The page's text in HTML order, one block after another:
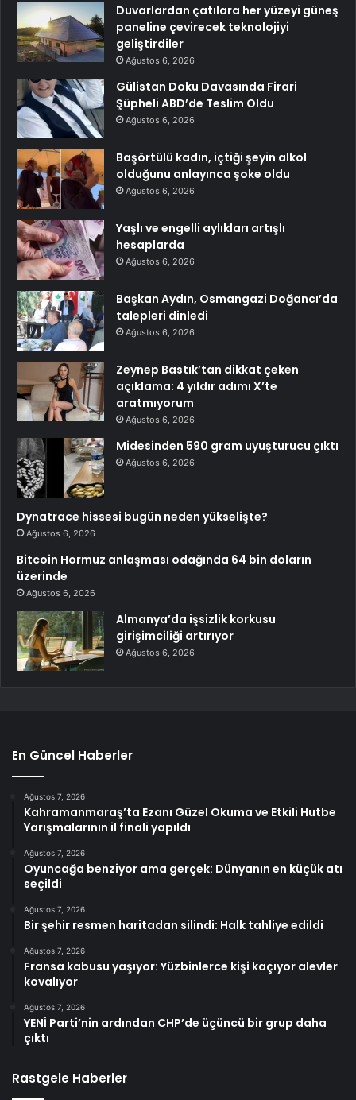
Duvarlardan çatılara her yüzeyi güneş
paneline çevirecek teknolojiyi
geliştirdiler
Ağustos 6, 2026
Gülistan Doku Davasında Firari
Şüpheli ABD’de Teslim Oldu
Ağustos 6, 2026
Başörtülü kadın, içtiği şeyin alkol
olduğunu anlayınca şoke oldu
Ağustos 6, 2026
Yaşlı ve engelli aylıkları artışlı
hesaplarda
Ağustos 6, 2026
Başkan Aydın, Osmangazi Doğancı’da
talepleri dinledi
Ağustos 6, 2026
Zeynep Bastık’tan dikkat çeken
açıklama: 4 yıldır adımı X’te
aratmıyorum
Ağustos 6, 2026
Midesinden 590 gram uyuşturucu çıktı
Ağustos 6, 2026
Dynatrace hissesi bugün neden yükselişte?
Ağustos 6, 2026
Bitcoin Hormuz anlaşması odağında 64 bin doların
üzerinde
Ağustos 6, 2026
Almanya’da işsizlik korkusu
girişimciliği artırıyor
Ağustos 6, 2026
En Güncel Haberler
Ağustos 7, 2026
Kahramanmaraş’ta Ezanı Güzel Okuma ve Etkili Hutbe
Yarışmalarının il finali yapıldı
Ağustos 7, 2026
Oyuncağa benziyor ama gerçek: Dünyanın en küçük atı
seçildi
Ağustos 7, 2026
Bir şehir resmen haritadan silindi: Halk tahliye edildi
Ağustos 7, 2026
Fransa kabusu yaşıyor: Yüzbinlerce kişi kaçıyor alevler
kovalıyor
Ağustos 7, 2026
YENİ Parti’nin ardından CHP’de üçüncü bir grup daha
çıktı
Rastgele Haberler